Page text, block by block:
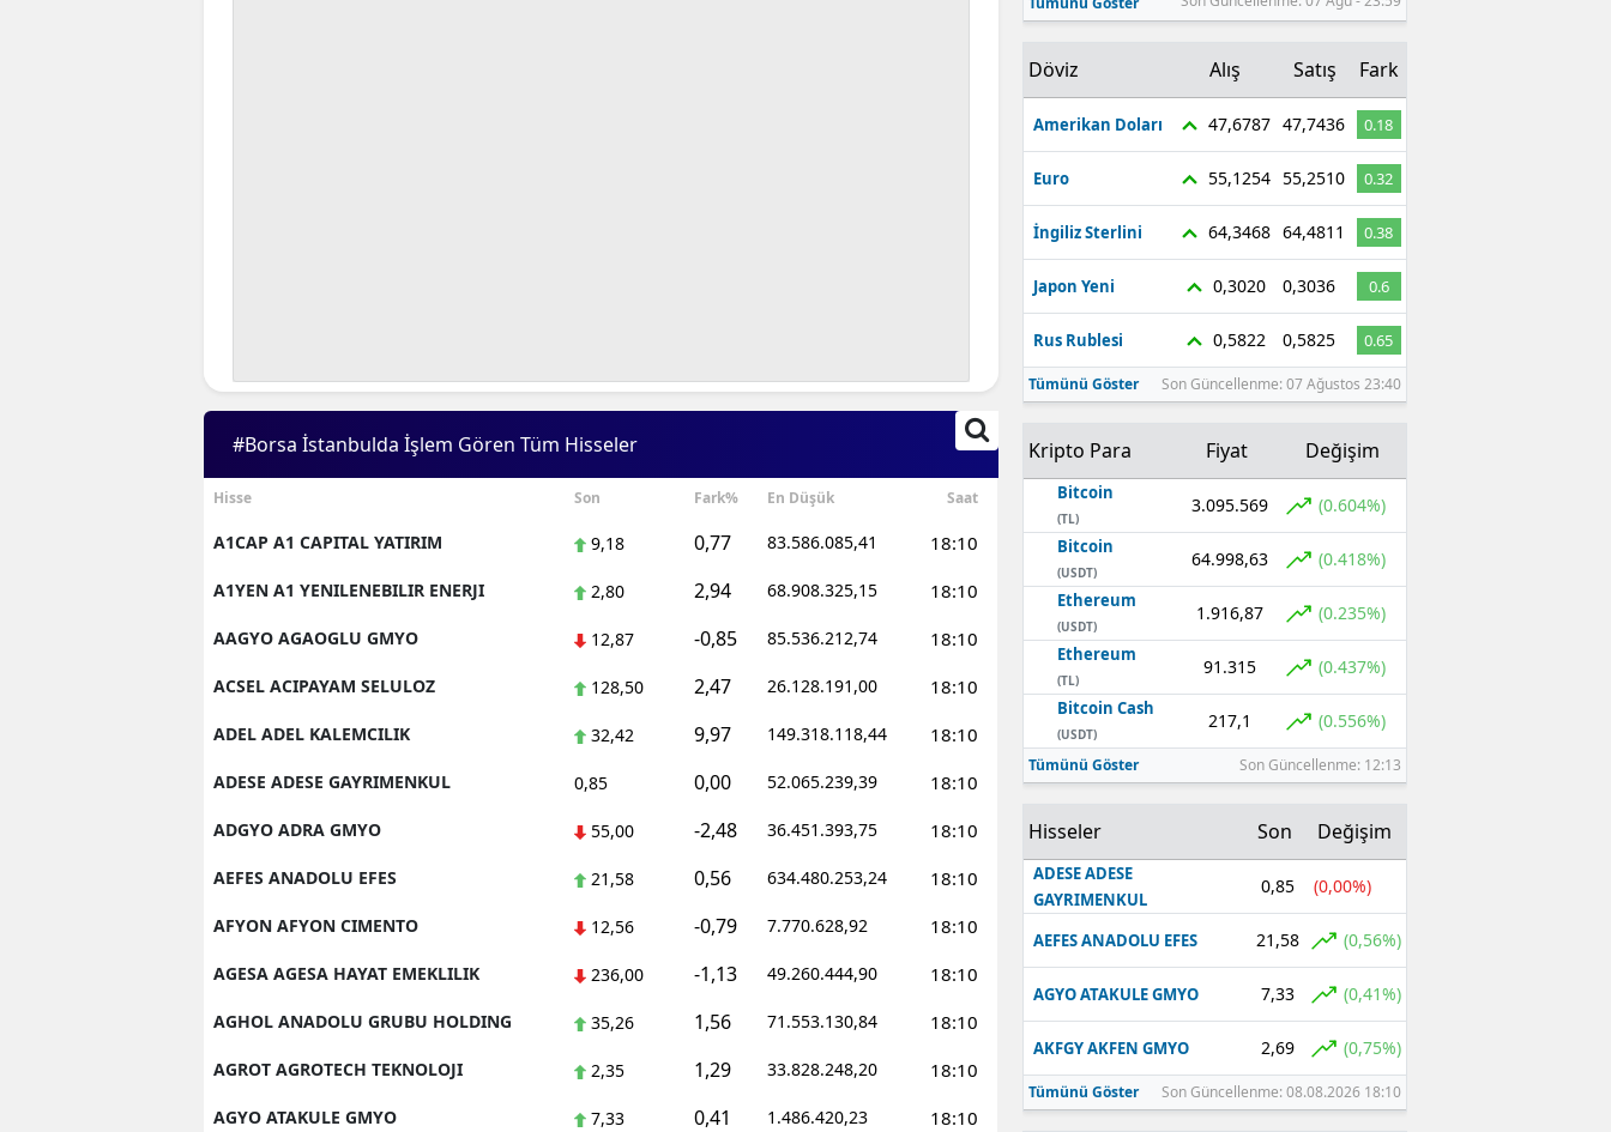
Çorum
Mersin
#Borsa İstanbulda İşlem Gören Tüm Hisseler
Hisse Son Fark% En Düşük Saat
A1CAP A1 CAPITAL YATIRIM 9,18 0,77 83.586.085,41 18:10
A1YEN A1 YENILENEBILIR ENERJI 2,80 2,94 68.908.325,15 18:10
AAGYO AGAOGLU GMYO 12,87 -0,85 85.536.212,74 18:10
ACSEL ACIPAYAM SELULOZ 128,50 2,47 26.128.191,00 18:10
ADEL ADEL KALEMCILIK 32,42 9,97 149.318.118,44 18:10
ADESE ADESE GAYRIMENKUL 0,85 0,00 52.065.239,39 18:10
ADGYO ADRA GMYO 55,00 -2,48 36.451.393,75 18:10
AEFES ANADOLU EFES 21,58 0,56 634.480.253,24 18:10
AFYON AFYON CIMENTO 12,56 -0,79 7.770.628,92 18:10
AGESA AGESA HAYAT EMEKLILIK 236,00 -1,13 49.260.444,90 18:10
AGHOL ANADOLU GRUBU HOLDING 35,26 1,56 71.553.130,84 18:10
AGROT AGROTECH TEKNOLOJI 2,35 1,29 33.828.248,20 18:10
AGYO ATAKULE GMYO 7,33 0,41 1.486.420,23 18:10
Döviz Alış Satış Fark
Amerikan Doları 47,6787 47,7436 0.18
Euro 55,1254 55,2510 0.32
İngiliz Sterlini 64,3468 64,4811 0.38
Japon Yeni 0,3020 0,3036 0.6
Rus Rublesi 0,5822 0,5825 0.65
Tümünü Göster Son Güncellenme: 07 Ağustos 23:40
Kripto Para Fiyat Değişim
Bitcoin
(TL)
3.095.569 (0.604%)
Bitcoin
(USDT)
64.998,63 (0.418%)
Ethereum
(USDT)
1.916,87 (0.235%)
Ethereum
(TL)
91.315 (0.437%)
Bitcoin Cash
(USDT)
217,1 (0.556%)
Tümünü Göster Son Güncellenme: 12:13
Hisseler Son Değişim
ADESE ADESE
GAYRIMENKUL
0,85 (0,00%)
AEFES ANADOLU EFES 21,58 (0,56%)
AGYO ATAKULE GMYO 7,33 (0,41%)
AKFGY AKFEN GMYO 2,69 (0,75%)
Tümünü Göster Son Güncellenme: 08.08.2026 18:10